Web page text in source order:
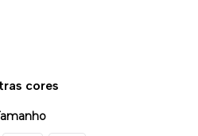
cores